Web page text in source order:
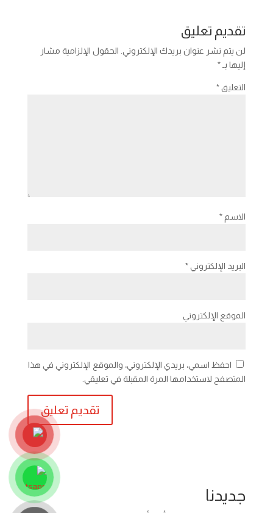
تقديم تعليق
لن يتم نشر عنوان بريدك الإلكتروني. الحقول الإلزامية مشار
إليها بـ *
التعليق*
الاسم *
البريد الإلكتروني*
الموقع الإلكتروني
احفظ اسمي، بريدي الإلكتروني، والموقع الإلكتروني في هذا
المتصفح لاستخدامها المرة المقبلة في تعليقي.
جديدنا